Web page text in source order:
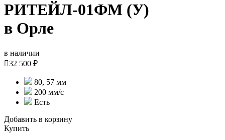
РИТЕЙЛ-01ФМ (У)
в Орле
в наличии
32 500 ₽
80, 57 мм
200 мм/с
Есть
Добавить в корзину
Купить